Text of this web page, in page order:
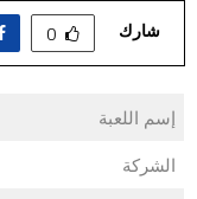
شارك 0
إسم اللعبة
الشركة